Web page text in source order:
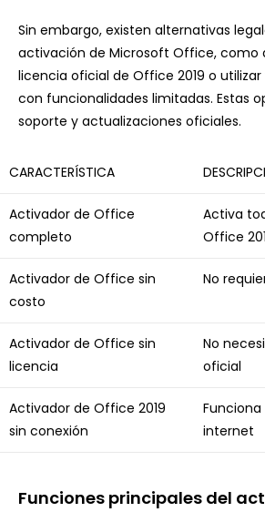
Sin embargo, existen alternativas
activación de Microsoft Office, como
licencia oficial de Office 2019 o
con funcionalidades limitadas. Estas
soporte y actualizaciones oficiales.
CARACTERÍSTICA
Activador de Office
completo
Activa
Office
Activador de Office sin
costo
No
Activador de Office sin
licencia
No
oficial
Activador de Office 2019
sin conexión
internet
Funciones principales del